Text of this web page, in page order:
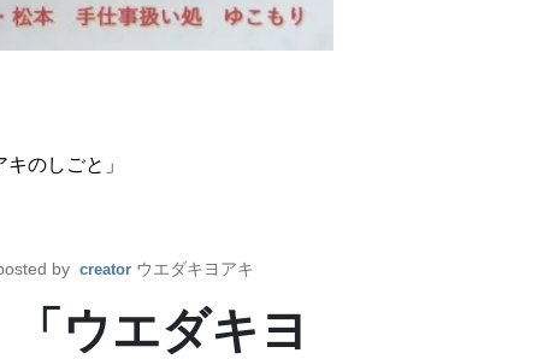
のしごと」
by creator ウエダキヨアキ
ウエダキヨ